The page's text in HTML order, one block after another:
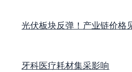
光伏板块反弹！产业链价格
牙科医疗耗材集采影响